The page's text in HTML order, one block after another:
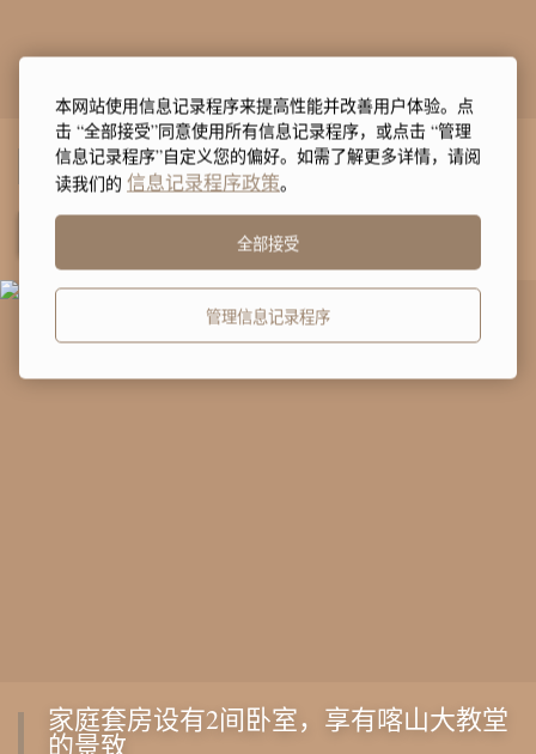
本网站使用信息记录程序来提高性能并改善用户体验。点
击 “全部接受”同意使用所有信息记录程序，或点击 “管理
信息记录程序”自定义您的偏好。如需了解更多详情，请阅
读我们的 信息记录程序政策。
全部接受
管理信息记录程序
带3间卧室的家庭间
家庭套房设有2间卧室，享有喀山大教堂
的景致